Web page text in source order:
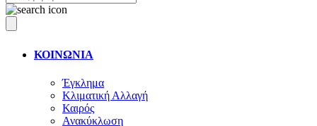
ΚΟΙΝΩΝΙΑ
Έγκλημα
Κλιματική Αλλαγή
Καιρός
Ανακύκλωση